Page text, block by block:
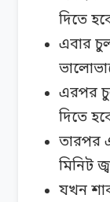
দিতে
এবার
এরপর
দিতে
তারপর
মিনিট
যখন